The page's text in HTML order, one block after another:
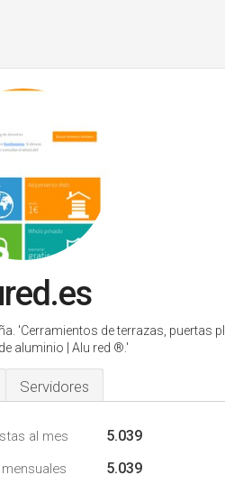
'Cerramientos de terrazas, puertas
aluminio | Alu red ®.'
Servidores
al mes 5.039
5.039